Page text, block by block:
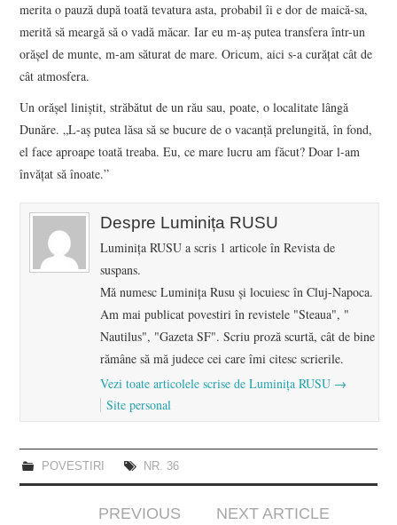
merita o pauză după toată tevatura asta, probabil îi e dor de maică-sa,
merită să meargă să o vadă măcar. Iar eu m-aș putea transfera într-un
orășel de munte, m-am săturat de mare. Oricum, aici s-a curățat cât de
cât atmosfera.
Un orășel liniștit, străbătut de un rău sau, poate, o localitate lângă
Dunăre. „L-aș putea lăsa să se bucure de o vacanță prelungită, în fond,
el face aproape toată treaba. Eu, ce mare lucru am făcut? Doar l-am
învățat să înoate.”
Despre Luminița RUSU
Luminița RUSU a scris 1 articole în Revista de
suspans.
Mă numesc Luminiţa Rusu şi locuiesc în Cluj-Napoca.
Am mai publicat povestiri în revistele "Steaua", "
Nautilus", "Gazeta SF". Scriu proză scurtă, cât de bine
rămâne să mă judece cei care îmi citesc scrierile.
Vezi toate articolele scrise de Luminița RUSU →
Site personal
POVESTIRI NR. 36
PREVIOUS
NEXT ARTICLE